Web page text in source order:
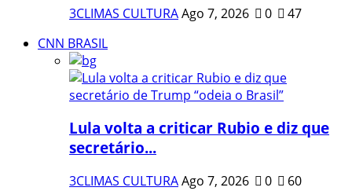
3CLIMAS CULTURAAgo 7, 2026 0
47
CNN BRASIL
Lula volta a criticar Rubio e diz que
secretário...
3CLIMAS CULTURAAgo 7, 2026 0 60